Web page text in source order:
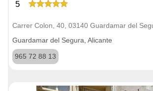
5
Carrer Colon, 40, 03140 Guardamar del
Guardamar del Segura, Alicante
965 72 88 13